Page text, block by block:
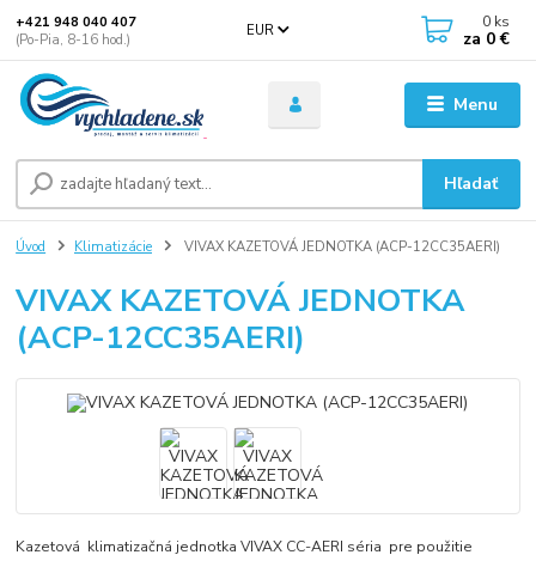
Menu
EUR
Hľadať
+421 948 040 407
(Po-Pia, 8-16 hod.)
0 ks
za 0 €
Úvod Klimatizácie VIVAX KAZETOVÁ JEDNOTKA (ACP-12CC35AERI)
VIVAX KAZETOVÁ JEDNOTKA
(ACP-12CC35AERI)
Kazetová klimatizačná jednotka VIVAX CC-AERI séria pre použitie